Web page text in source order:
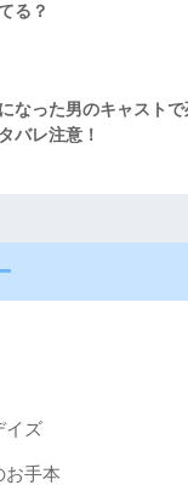
る？
なった男のキャスト
バレ注意！
イズ
お手本